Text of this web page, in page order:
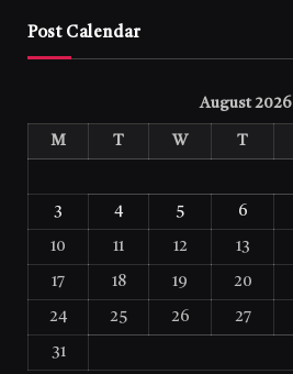
Post Calendar
August 2026
M T W T
3 4 5 6
10 11 12 13
17 18 19 20
24 25 26 27
31